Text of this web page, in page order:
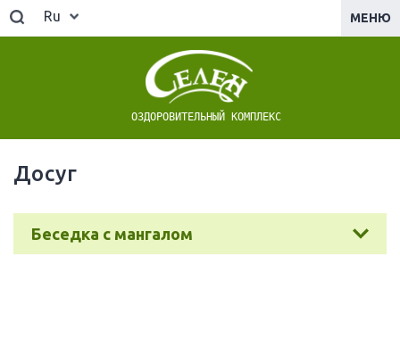
Ru МЕНЮ
ОЗДОРОВИТЕЛЬНЫЙ КОМПЛЕКС
Досуг
Беседка с мангалом